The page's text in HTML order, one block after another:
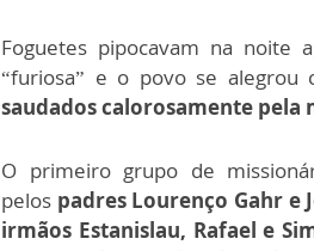
Foguetes pipocavam na noite
“furiosa” e o povo se alegrou
saudados calorosamente pela
O primeiro grupo de
pelos padres Lourenço Gahr e
irmãos Estanislau, Rafael e